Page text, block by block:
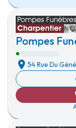
Pompes
54 Rue Du